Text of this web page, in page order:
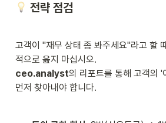
전략 점검
고객이 "재무 상태 좀 봐주세요"라고 할
ceo.analyst의 리포트를 통해 고객의
먼저 찾아내야 합니다.